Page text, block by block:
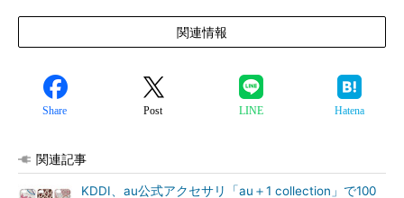
関連情報
Share Post LINE Hatena
関連記事
KDDI、au公式アクセサリ「au＋1 collection」で100